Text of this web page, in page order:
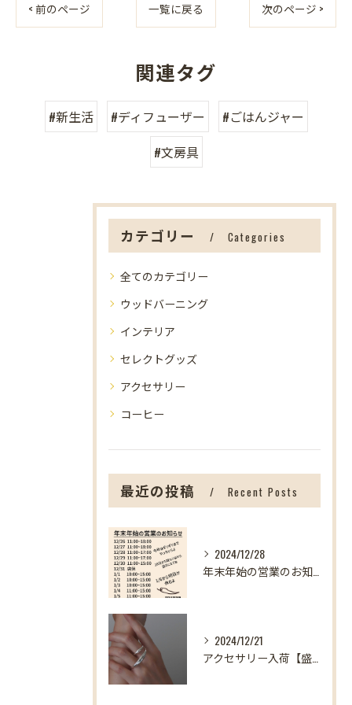
< 前のページ 一覧に戻る 次のページ >
関連タグ
#新生活 #ディフューザー
#ごはんジャー
#文房具
カテゴリー Categories
全てのカテゴリー
ウッドバーニング
インテリア
セレクトグッズ
アクセサリー
コーヒー
最近の投稿 Recent Posts
2024/12/28
2024/12/21